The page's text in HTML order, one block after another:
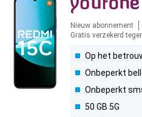
Nieuw abonnement
Gratis verzekerd
Op het
Onbeperkt
Onbeperkt
50 GB 5G